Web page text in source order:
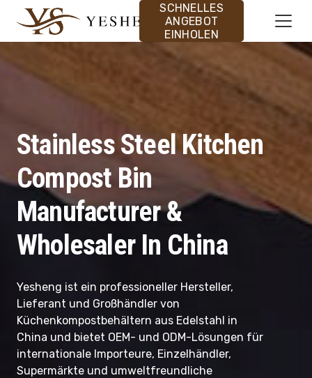
SCHNELLES
ANGEBOT
EINHOLEN
Stainless Steel Kitchen
Compost Bin
Manufacturer &
Wholesaler In China
Yesheng ist ein professioneller Hersteller,
Lieferant und Großhändler von
Küchenkompostbehältern aus Edelstahl in
China und bietet OEM- und ODM-Lösungen für
internationale Importeure, Einzelhändler,
Supermärkte und umweltfreundliche